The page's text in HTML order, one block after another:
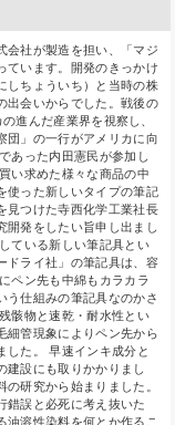
会社が製造を担い、「マジ
ています。開発のきっかけ
しちょういち）と当時の株
出会いからでした。戦後の
進んだ産業界を視察し、
団」の一行がアメリカに向
あった内田憲民が参加し
い求めた様々な商品の中
使った新しいタイプの筆記
見つけた寺西化学工業社長
開発をしたい旨申し出まし
ている新しい筆記具とい
ドライ社」の筆記具は、容
ペン先も中綿もカラカラ
う仕組みの筆記具なのかさ
骸物と速乾・耐水性とい
細管現象によりペン先から
した。 早速インキ成分と
建設にも取りかかりまし
研究から始まりました。
錯誤と必死に考え抜いた